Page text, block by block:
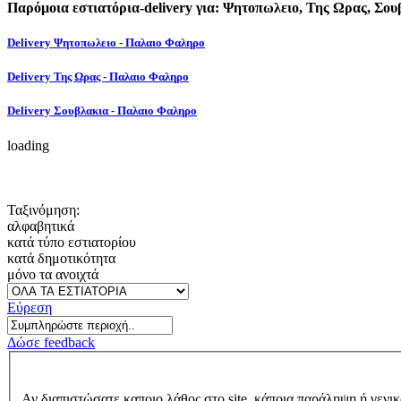
Παρόμοια εστιατόρια-delivery για: Ψητοπωλειο, Της Ωρας,
Delivery Ψητοπωλειο - Παλαιο Φαληρο
Delivery Της Ωρας - Παλαιο Φαληρο
Delivery Σουβλακια - Παλαιο Φαληρο
loading
Ταξινόμηση:
αλφαβητικά
κατά τύπο εστιατορίου
κατά δημοτικότητα
μόνο τα ανοιχτά
Εύρεση
Δώσε feedback